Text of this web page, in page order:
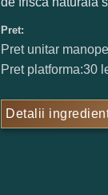
Pret:
Pret unitar
Pret platforma:30
Detalii